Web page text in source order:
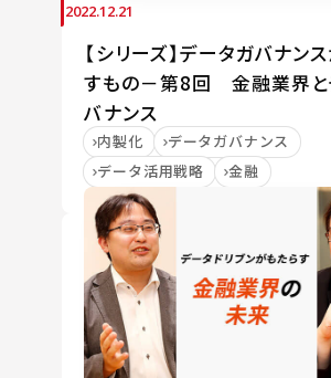
2022.12.21
【シリーズ】データガバナン
すもの－第8回 金融業界と
バナンス
内製化
データガバナンス
データ活用戦略
金融